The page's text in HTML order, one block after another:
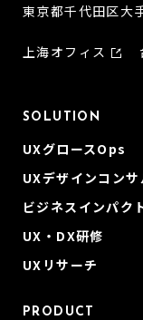
東京都千代田区大
上海オフィス
SOLUTION
UXグロースOps
UXデザインコン
ビジネスインパク
UX・DX研修
UXリサーチ
PRODUCT